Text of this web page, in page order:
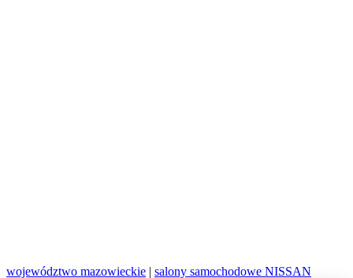
województwo mazowieckie | salony samochodowe NISSAN